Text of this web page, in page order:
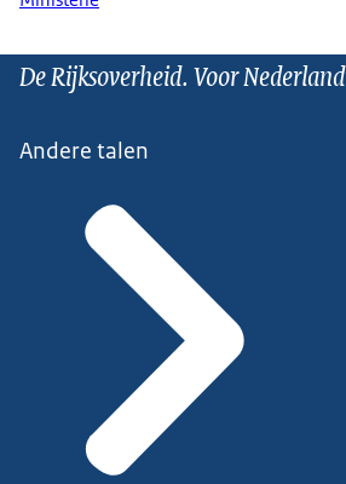
De Rijksoverheid. Voor Nederland
Andere talen